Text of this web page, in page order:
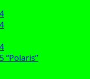
“Polaris”